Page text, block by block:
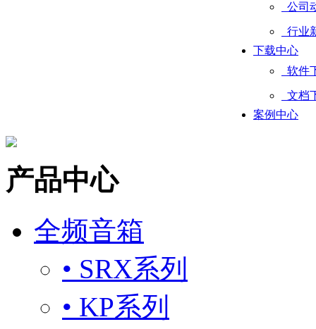
公司
行业
下载中心
软件
文档
案例中心
产品中心
全频音箱
• SRX系列
• KP系列